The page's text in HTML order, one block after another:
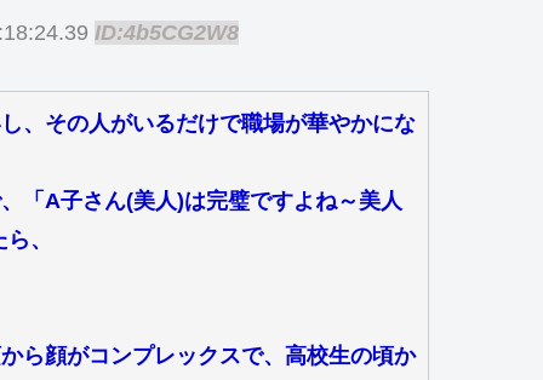
ID:4b5CG2W8
、その人がいるだけで職場が華やかにな
「A子さん(美人)は完璧ですよね～美人
、
ら顔がコンプレックスで、高校生の頃か